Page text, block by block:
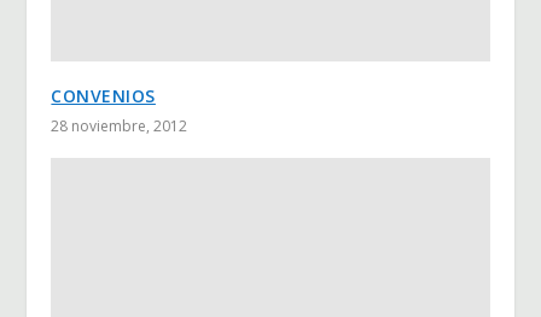
CONVENIOS
28 noviembre, 2012